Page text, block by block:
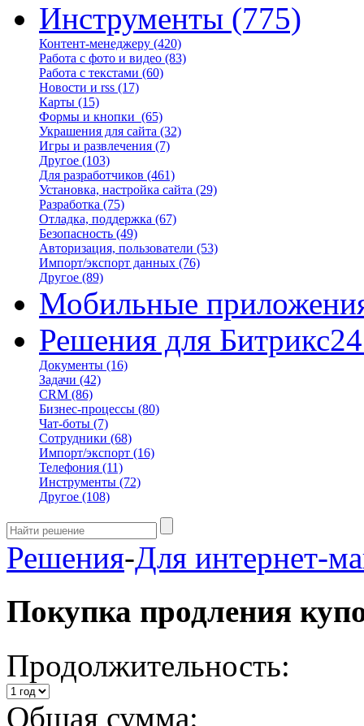
Инструменты (775)
Контент-менеджеру (420)
Работа с фото и видео (83)
Работа с текстами (60)
Новости и rss (17)
Карты (15)
Формы и кнопки (65)
Украшения для сайта (32)
Игры и развлечения (7)
Другое (103)
Для разработчиков (461)
Установка, настройка сайта (29)
Разработка (75)
Отладка, поддержка (67)
Безопасность (49)
Авторизация, пользователи (53)
Импорт/экспорт данных (76)
Другое (89)
Мобильные
Решения для Битрикс24
Документы (16)
Задачи (42)
CRM (86)
Бизнес-процессы (80)
Чат-боты (7)
Сотрудники (68)
Импорт/экспорт (16)
Телефония (11)
Инструменты (72)
Другое (108)
Решения-Для интернет-
Покупка продления
Продолжительность:
Общая сумма: